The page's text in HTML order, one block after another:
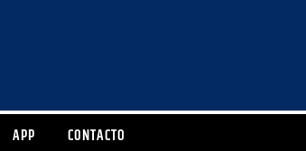
APP CONTACTO